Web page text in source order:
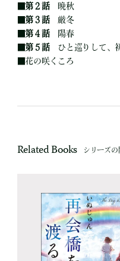
■第２話晩秋
■第３話厳冬
■第４話陽春
■第５話ひと巡りして、
■花の咲くころ
Related Books シリーズ